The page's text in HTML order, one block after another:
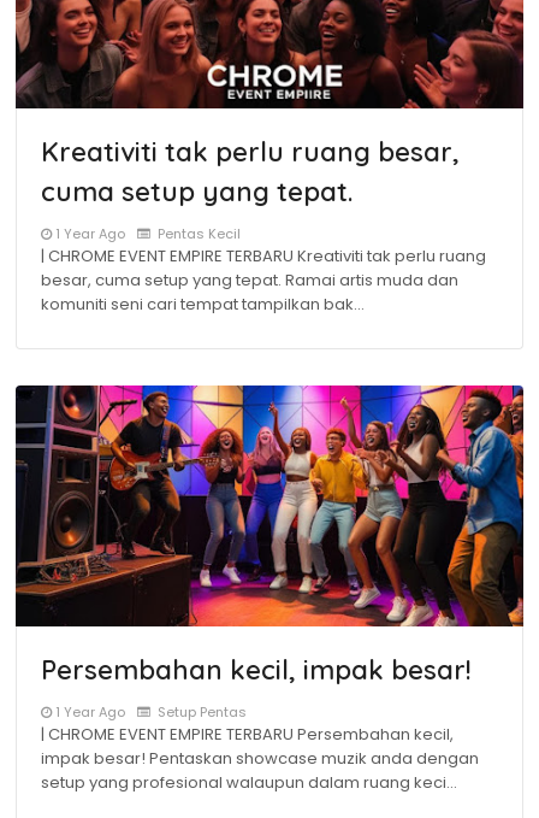
Kreativiti tak perlu ruang besar,
cuma setup yang tepat.
1 Year Ago Pentas Kecil
| CHROME EVENT EMPIRE TERBARU Kreativiti tak perlu ruang
besar, cuma setup yang tepat. Ramai artis muda dan
komuniti seni cari tempat tampilkan bak…
Persembahan kecil, impak besar!
1 Year Ago Setup Pentas
| CHROME EVENT EMPIRE TERBARU Persembahan kecil,
impak besar! Pentaskan showcase muzik anda dengan
setup yang profesional walaupun dalam ruang keci…